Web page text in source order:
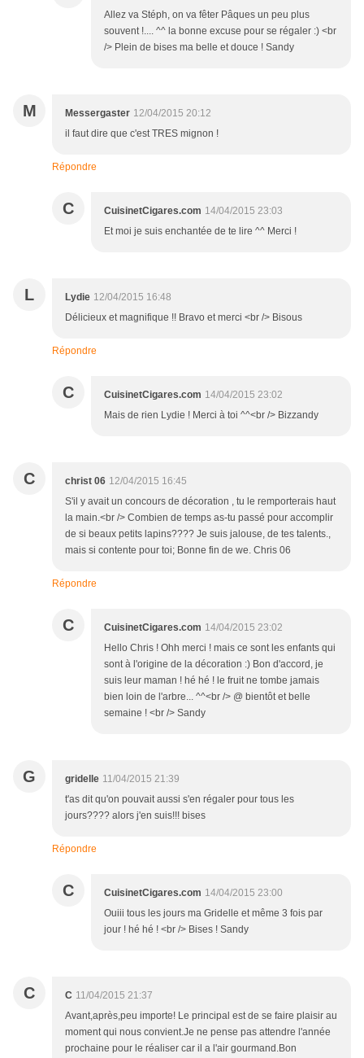
Allez va Stéph, on va fêter Pâques un peu plus
souvent !.... ^^ la bonne excuse pour se régaler :) <br
/> Plein de bises ma belle et douce ! Sandy
M Messergaster 12/04/2015 20:12
il faut dire que c'est TRES mignon !
Répondre
C CuisinetCigares.com 14/04/2015 23:03
Et moi je suis enchantée de te lire ^^ Merci !
L Lydie 12/04/2015 16:48
Délicieux et magnifique !! Bravo et merci <br /> Bisous
Répondre
C CuisinetCigares.com 14/04/2015 23:02
Mais de rien Lydie ! Merci à toi ^^<br /> Bizzandy
C christ 06 12/04/2015 16:45
S'il y avait un concours de décoration , tu le remporterais haut
la main.<br /> Combien de temps as-tu passé pour accomplir
de si beaux petits lapins???? Je suis jalouse, de tes talents.,
mais si contente pour toi; Bonne fin de we. Chris 06
Répondre
C CuisinetCigares.com 14/04/2015 23:02
Hello Chris ! Ohh merci ! mais ce sont les enfants qui
sont à l'origine de la décoration :) Bon d'accord, je
suis leur maman ! hé hé ! le fruit ne tombe jamais
bien loin de l'arbre... ^^<br /> @ bientôt et belle
semaine ! <br /> Sandy
G gridelle 11/04/2015 21:39
t'as dit qu'on pouvait aussi s'en régaler pour tous les
jours???? alors j'en suis!!! bises
Répondre
C CuisinetCigares.com 14/04/2015 23:00
Ouiii tous les jours ma Gridelle et même 3 fois par
jour ! hé hé ! <br /> Bises ! Sandy
C C 11/04/2015 21:37
Avant,après,peu importe! Le principal est de se faire plaisir au
moment qui nous convient.Je ne pense pas attendre l'année
prochaine pour le réaliser car il a l'air gourmand.Bon